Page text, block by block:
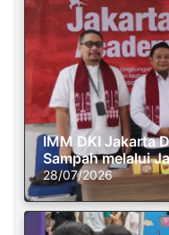
IMM DKI Jakarta
Sampah melalui
28/07/2026